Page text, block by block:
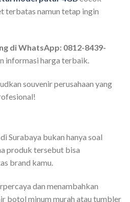
terbatas namun tetap ingin
di WhatsApp: 0812-8439-
informasi harga terbaik.
souvenir perusahaan yang
Surabaya bukan hanya soal
produk tersebut bisa
brand kamu.
dan menambahkan
botol minum murah atau tumbler